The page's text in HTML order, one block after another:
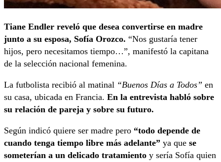
Tiane Endler reveló que desea convertirse en madre
junto a su esposa, Sofía Orozco. “Nos gustaría tener
hijos, pero necesitamos tiempo…”, manifestó la capitana
de la selección nacional femenina.
La futbolista recibió al matinal “Buenos Días a Todos” en
su casa, ubicada en Francia. En la entrevista habló sobre
su relación de pareja y sobre su futuro.
Según indicó quiere ser madre pero “todo depende de
cuando tenga tiempo libre más adelante” ya que se
someterían a un delicado tratamiento y sería Sofía quien